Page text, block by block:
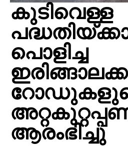
കുടിവെള്ള
പൊളിച്ച
ആരംഭിച്ചു